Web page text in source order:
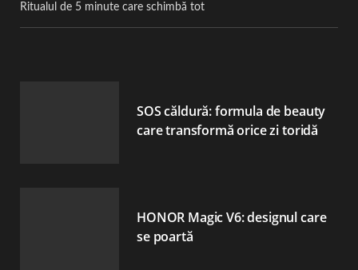
Ritualul de 5 minute care schimbă tot
SOS căldură: formula de beauty
care transformă orice zi toridă
HONOR Magic V6: designul care
se poartă